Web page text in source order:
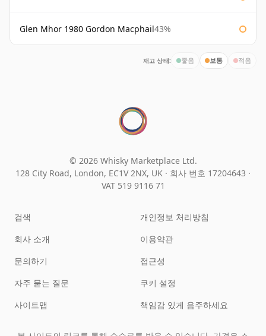
Glen Mhor 1980 Gordon Macphail43%
재고 상태: 좋음 보통 적음
© 2026 Whisky Marketplace Ltd.
128 City Road, London, EC1V 2NX, UK · 회사 번호 17204643 ·
VAT 519 9116 71
검색
회사 소개
문의하기
자주 묻는 질문
사이트맵
개인정보 처리방침
이용약관
접근성
쿠키 설정
책임감 있게 음주하세요